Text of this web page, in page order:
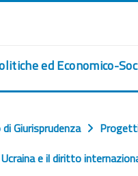
ed Economico-
Giurisprudenza
e il diritto